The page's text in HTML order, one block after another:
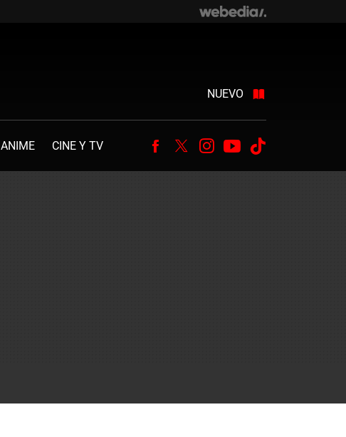
NUEVO
ANIME CINE Y TV Facebook
TwitterInstagram
Youtube